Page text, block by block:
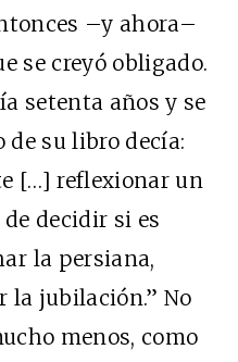
–y ahora–
se creyó obligado.
setenta años y se
de su libro decía:
[…] reflexionar un
decidir si es
la persiana,
la jubilación.” No
menos, como